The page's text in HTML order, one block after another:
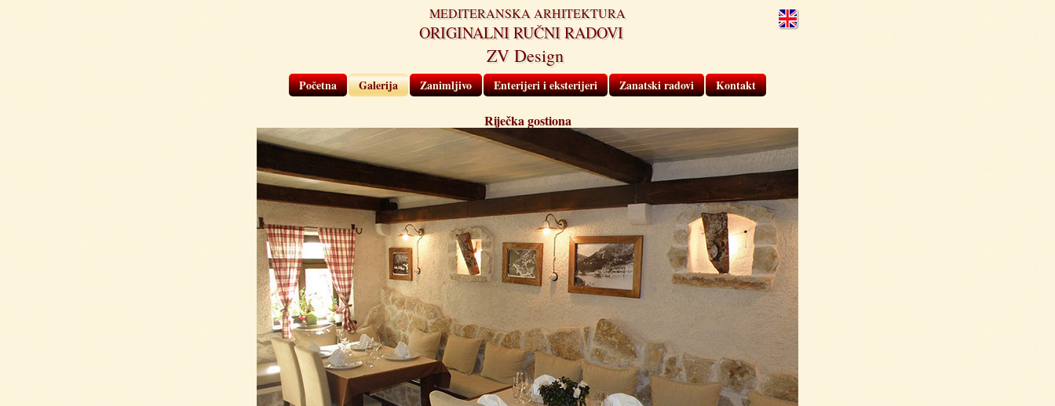
MEDITERANSKA ARHITEKTURA
ZV Design
ORIGINALNI RUČNI RADOVI
Početna Galerija Zanimljivo Enterijeri i eksterijeri Zanatski radovi Kontakt
Riječka gostiona